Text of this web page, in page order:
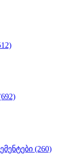
(260)